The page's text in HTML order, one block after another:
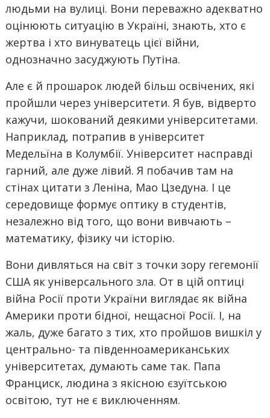
людьми на вулиці. Вони переважно адекватно
оцінюють ситуацію в Україні, знають, хто є
жертва і хто винуватець цієї війни,
однозначно засуджують Путіна.
Але є й прошарок людей більш освічених, які
пройшли через університети. Я був, відверто
кажучи, шокований деякими університетами.
Наприклад, потрапив в університет
Медельїна в Колумбії. Університет насправді
гарний, але дуже лівий. Я побачив там на
стінах цитати з Леніна, Мао Цзедуна. І це
середовище формує оптику в студентів,
незалежно від того, що вони вивчають –
математику, фізику чи історію.
Вони дивляться на світ з точки зору гегемонії
США як універсального зла. От в цій оптиці
війна Росії проти України виглядає як війна
Америки проти бідної, нещасної Росії. І, на
жаль, дуже багато з тих, хто пройшов вишкіл у
центрально- та південноамериканських
університетах, думають саме так. Папа
Франциск, людина з якісною єзуїтською
освітою, тут не є виключенням.